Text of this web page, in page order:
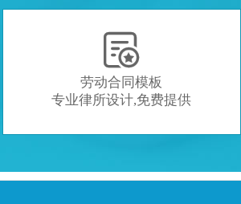

劳动合同模板
专业律所设计,免费提供